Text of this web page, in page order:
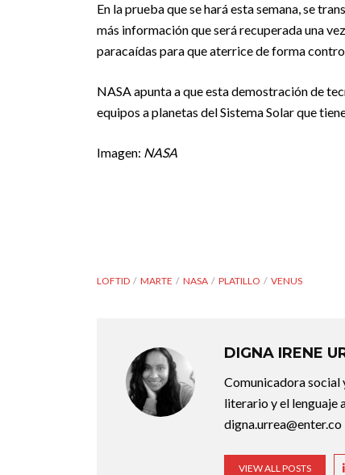
En la prueba que se hará esta semana, se
más información que será recuperada una
paracaídas para que aterrice de forma
NASA apunta a que esta demostración de
equipos a planetas del Sistema Solar que
Imagen: NASA
LOFTID MARTE NASA PLATILLO VENUS
DIGNA IRENE
Comunicadora social
literario y el lenguaje
digna.urrea@enter.co
VIEW ALL POSTS